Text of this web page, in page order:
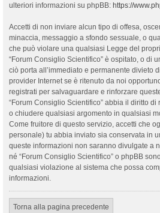
ulteriori informazioni su phpBB: https://
Accetti di non inviare alcun tipo di offesa,
minaccia, messaggio a sfondo sessuale, o
che può violare una qualsiasi Legge del
“Forum Consiglio Scientifico” è ospitato, o di
ciò porta all’immediato e permanente divieto
provider Internet se è ritenuto da noi
registrati per salvaguardare e rinforzare
“Forum Consiglio Scientifico” abbia il diritto
o chiudere qualsiasi argomento in qualsiasi
Come fruitore di questo servizio, accetti che
personale) tu abbia inviato sia conservata in
queste informazioni non saranno divulgate a
né “Forum Consiglio Scientifico” o phpBB
qualsiasi violazione al sistema che possa
informazioni.
Torna alla pagina precedente